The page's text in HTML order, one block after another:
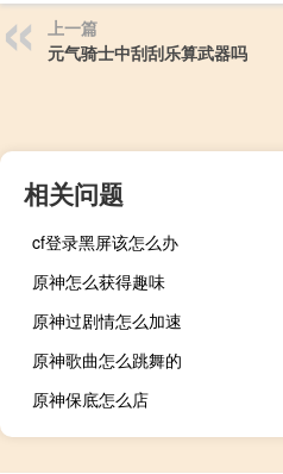
上一篇
元气骑士中刮刮乐算武器吗
相关问题
cf登录黑屏该怎么办
原神怎么获得趣味
原神过剧情怎么加速
原神歌曲怎么跳舞的
原神保底怎么店